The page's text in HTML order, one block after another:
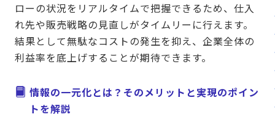
ローの状況をリアルタイムで把握できるため、仕入
れ先や販売戦略の見直しがタイムリーに行えます。
結果として無駄なコストの発生を抑え、企業全体の
利益率を底上げすることが期待できます。
情報の一元化とは？そのメリットと実現のポイン
トを解説